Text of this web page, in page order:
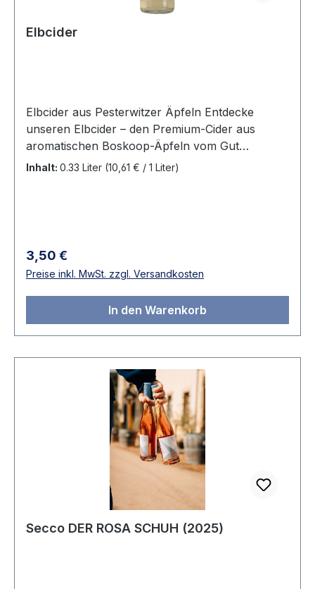
Elbcider
Elbcider aus Pesterwitzer Äpfeln Entdecke
unseren Elbcider – den Premium-Cider aus
aromatischen Boskoop-Äpfeln vom Gut
Pesterwitz. Mit seinem erfrischend trockenen
begeistert mit einer angenehm pikanten Note
und macht Lust auf mehr.Ob an warmen
Sommertagen, als stilvoller Aperitif oder
gemeinsam mit Freunden auf der nächsten Feier
– er ist der perfekte Begleiter für besondere
Genussmomente.
Inhalt: 0.33 Liter (10,61 € / 1 Liter)
Regulärer Preis:
3,50 €
Preise inkl. MwSt. zzgl. Versandkosten
In den Warenkorb
Secco DER ROSA SCHUH (2025)